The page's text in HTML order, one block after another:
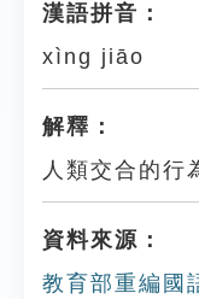
漢語拼音：
xìng jiāo
解釋：
人類交合的行
資料來源：
教育部重編國